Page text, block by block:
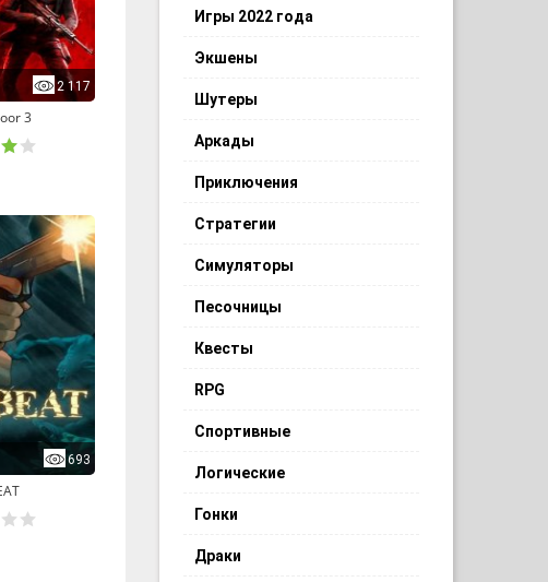
2 117
3
693
Игры 2022 года
Экшены
Шутеры
Аркады
Приключения
Стратегии
Симуляторы
Песочницы
Квесты
RPG
Спортивные
Логические
Гонки
Драки